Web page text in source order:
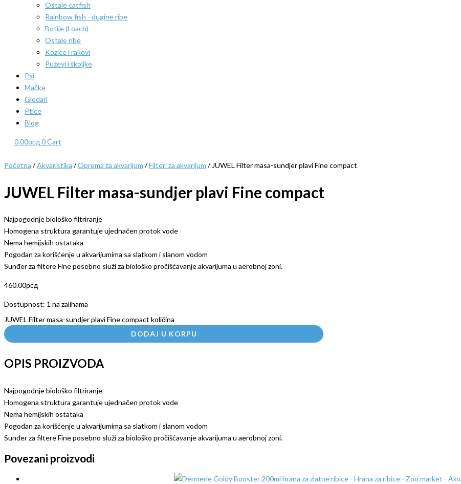
Ostale catfish
Rainbow fish - dugine ribe
Botije (Loach)
Ostale ribe
Kozice i rakovi
Puževi i školjke
Psi
Mačke
Glodari
Ptice
Blog
0.00рсд 0Cart
Početna /Akvaristika /Oprema za akvarijum /Filteri za akvarijum / JUWEL Filter masa-sundjer plavi Fine compact
JUWEL Filter masa-sundjer plavi Fine compact
Najpogodnje biološko filtriranje
Homogena struktura garantuje ujednačen protok vode
Nema hemijskih ostataka
Pogodan za korišćenje u akvarijumima sa slatkom i slanom vodom
Sunđer za filtere Fine posebno služi za biološko pročišćavanje akvarijuma u aerobnoj zoni.
460.00рсд
Dostupnost: 1 na zalihama
JUWEL Filter masa-sundjer plavi Fine compact količina
DODAJ U KORPU
OPIS PROIZVODA
Najpogodnje biološko filtriranje
Homogena struktura garantuje ujednačen protok vode
Nema hemijskih ostataka
Pogodan za korišćenje u akvarijumima sa slatkom i slanom vodom
Sunđer za filtere Fine posebno služi za biološko pročišćavanje akvarijuma u aerobnoj zoni.
Povezani proizvodi